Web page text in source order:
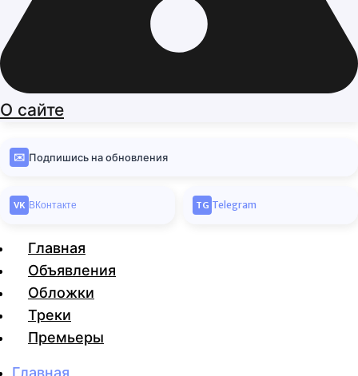
О сайте
✉️ Подпишись на обновления
VK ВКонтакте TG Telegram
Главная
Объявления
Обложки
Треки
Премьеры
Главная